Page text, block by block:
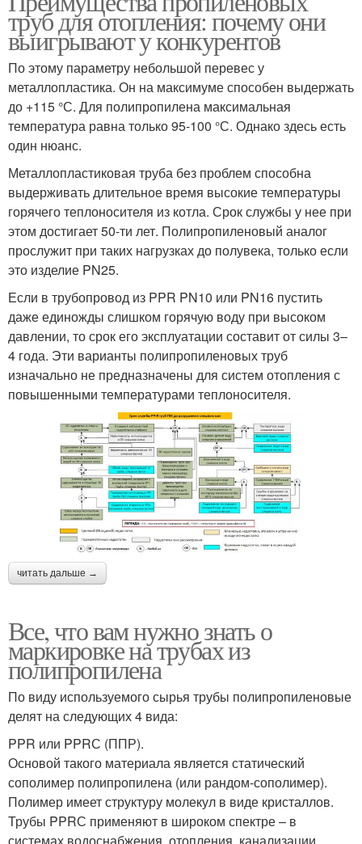
труб для отопления: почему они
выигрывают у конкурентов
По этому параметру небольшой перевес у
металлопластика. Он на максимуме способен выдержать
до +115 °С. Для полипропилена максимальная
температура равна только 95-100 °С. Однако здесь есть
один нюанс.
Металлопластиковая труба без проблем способна
выдерживать длительное время высокие температуры
горячего теплоносителя из котла. Срок службы у нее при
этом достигает 50-ти лет. Полипропиленовый аналог
прослужит при таких нагрузках до полувека, только если
это изделие PN25.
Если в трубопровод из PPR PN10 или PN16 пустить
даже единожды слишком горячую воду при высоком
давлении, то срок его эксплуатации составит от силы 3–
4 года. Эти варианты полипропиленовых труб
изначально не предназначены для систем отопления с
повышенными температурами теплоносителя.
читать дальше →
Все, что вам нужно знать о
маркировке на трубах из
полипропилена
По виду используемого сырья трубы полипропиленовые
делят на следующих 4 вида:
PPR или PPRС (ППР).
Основой такого материала является статический
сополимер полипропилена (или рандом-сополимер).
Полимер имеет структуру молекул в виде кристаллов.
Трубы PPRС применяют в широком спектре – в
системах водоснабжения, отопления, канализации.